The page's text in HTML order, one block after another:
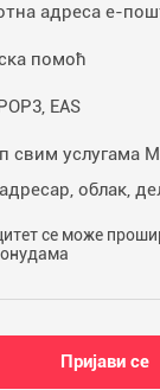
адреса е-
помоћ
EAS
свим услугама
облак,
се може
Пријави се